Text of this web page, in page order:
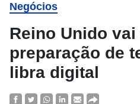
Negócios
Reino Unido
preparação de
libra digital